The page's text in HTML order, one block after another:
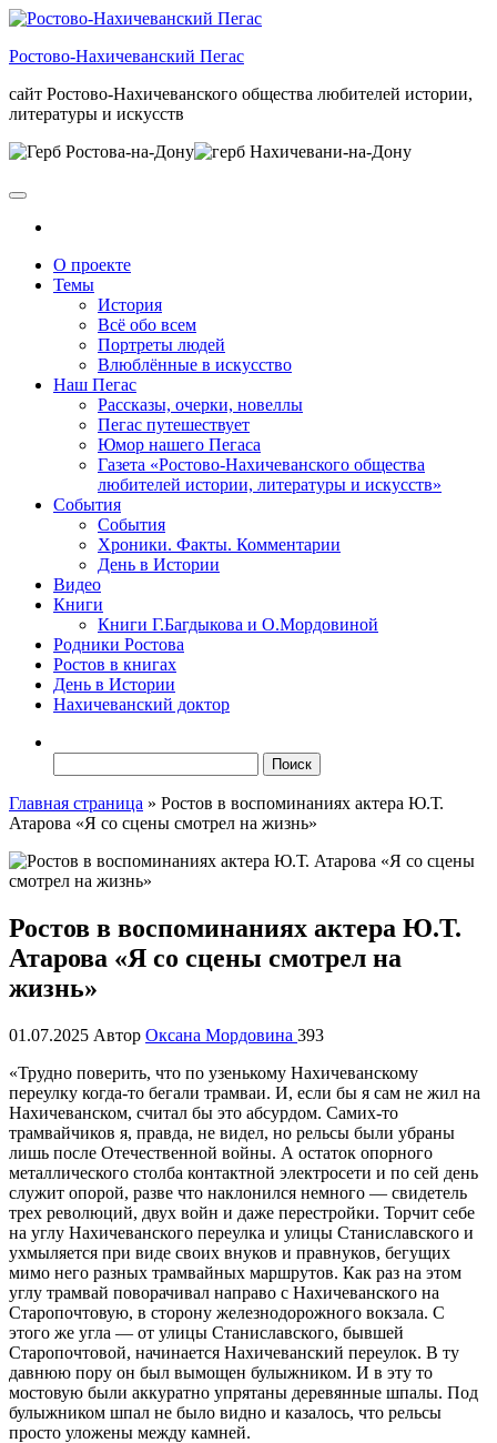
Skip
the
Ростово-Нахичеванский Пегас
сайт Ростово-Нахичеванского общества любителей истории,
литературы и искусств
О проекте
Темы
История
Всё обо всем
Портреты людей
Влюблённые в искусство
Наш Пегас
Рассказы, очерки, новеллы
Пегас путешествует
Юмор нашего Пегаса
Газета «Ростово-Нахичеванского общества
любителей истории, литературы и искусств»
События
События
Хроники. Факты. Комментарии
День в Истории
Видео
Книги
Книги Г.Багдыкова и О.Мордовиной
Родники Ростова
Ростов в книгах
День в Истории
Нахичеванский доктор
Главная страница » Ростов в воспоминаниях актера Ю.Т.
Атарова «Я со сцены смотрел на жизнь»
Ростов в воспоминаниях актера Ю.Т.
Атарова «Я со сцены смотрел на
жизнь»
01.07.2025 Автор Оксана Мордовина 393
«Трудно поверить, что по узенькому Нахичеванскому
переулку когда-то бегали трамваи. И, если бы я сам не жил на
Нахичеванском, считал бы это абсурдом. Самих-то
трамвайчиков я, правда, не видел, но рельсы были убраны
лишь после Отечественной войны. А остаток опорного
металлического столба контактной электросети и по сей день
служит опорой, разве что наклонился немного — свидетель
трех революций, двух войн и даже перестройки. Торчит себе
на углу Нахичеванского переулка и улицы Станиславского и
ухмыляется при виде своих внуков и правнуков, бегущих
мимо него разных трамвайных маршрутов. Как раз на этом
углу трамвай поворачивал направо с Нахичеванского на
Старопочтовую, в сторону железнодорожного вокзала. С
этого же угла — от улицы Станиславского, бывшей
Старопочтовой, начинается Нахичеванский переулок. В ту
давнюю пору он был вымощен булыжником. И в эту то
мостовую были аккуратно упрятаны деревянные шпалы. Под
булыжником шпал не было видно и казалось, что рельсы
просто уложены между камней.